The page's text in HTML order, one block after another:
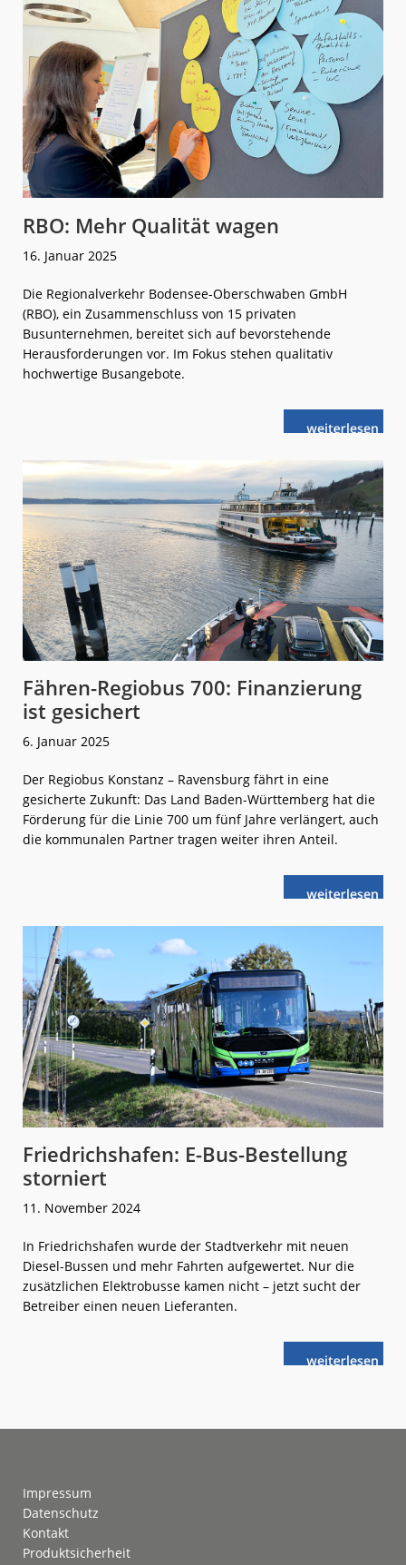
RBO: Mehr Qualität wagen
16. Januar 2025
Die Regionalverkehr Bodensee-Oberschwaben GmbH
(RBO), ein Zusammenschluss von 15 privaten
Busunternehmen, bereitet sich auf bevorstehende
Herausforderungen vor. Im Fokus stehen qualitativ
hochwertige Busangebote.
weiterlese
nRBO:
Fähren-Regiobus 700: Finanzierung
ist gesichert
6. Januar 2025
Der Regiobus Konstanz – Ravensburg fährt in eine
gesicherte Zukunft: Das Land Baden-Württemberg hat die
Förderung für die Linie 700 um fünf Jahre verlängert, auch
die kommunalen Partner tragen weiter ihren Anteil.
weiterlese
nFähren-
Finanzierung
ist
Friedrichshafen: E-Bus-Bestellung
storniert
11. November 2024
In Friedrichshafen wurde der Stadtverkehr mit neuen
Diesel-Bussen und mehr Fahrten aufgewertet. Nur die
zusätzlichen Elektrobusse kamen nicht – jetzt sucht der
Betreiber einen neuen Lieferanten.
weiterlese
n
Impressum
Datenschutz
Kontakt
Produktsicherheit